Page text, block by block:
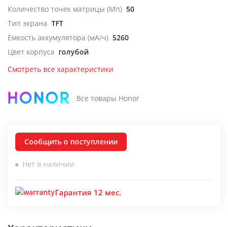
Количество точек матрицы (Мп) 50
Тип экрана TFT
Емкость аккумулятора (мА/ч) 5260
Цвет корпуса голубой
Смотреть все характеристики
Все товары Honor
Сообщить о поступлении
Нет в наличии
Гарантия 12 мес.